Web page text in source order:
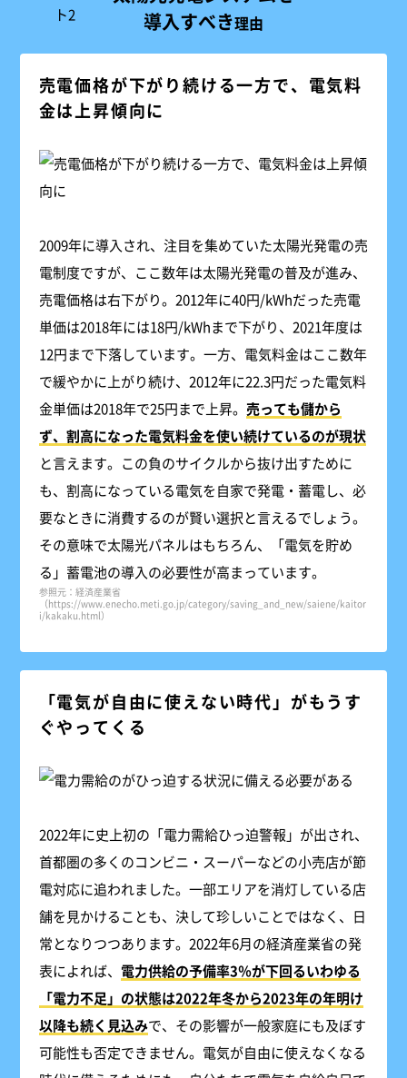
導入すべき理由
売電価格が下がり続ける一方で、電気料
金は上昇傾向に
2009年に導入され、注目を集めていた太陽光発電の売
電制度ですが、ここ数年は太陽光発電の普及が進み、
売電価格は右下がり。2012年に40円/kWhだった売電
単価は2018年には18円/kWhまで下がり、2021年度は
12円まで下落しています。一方、電気料金はここ数年
で緩やかに上がり続け、2012年に22.3円だった電気料
金単価は2018年で25円まで上昇。 売っても儲から
ず、割高になった電気料金を使い続けているのが現状
と言えます。この負のサイクルから抜け出すために
も、割高になっている電気を自家で発電・蓄電し、必
要なときに消費するのが賢い選択と言えるでしょう。
その意味で太陽光パネルはもちろん、「電気を貯め
る」蓄電池の導入の必要性が高まっています。
参照元：経済産業省
（https://www.enecho.meti.go.jp/category/saving_and_new/saiene/kaitor
i/kakaku.html）
「電気が自由に使えない時代」がもうす
ぐやってくる
2022年に史上初の「電力需給ひっ迫警報」が出され、
首都圏の多くのコンビニ・スーパーなどの小売店が節
電対応に追われました。一部エリアを消灯している店
舗を見かけることも、決して珍しいことではなく、日
常となりつつあります。2022年6月の経済産業省の発
表によれば、 電力供給の予備率3％が下回るいわゆる
「電力不足」の状態は2022年冬から2023年の年明け
以降も続く見込みで、その影響が一般家庭にも及ぼす
可能性も否定できません。電気が自由に使えなくなる